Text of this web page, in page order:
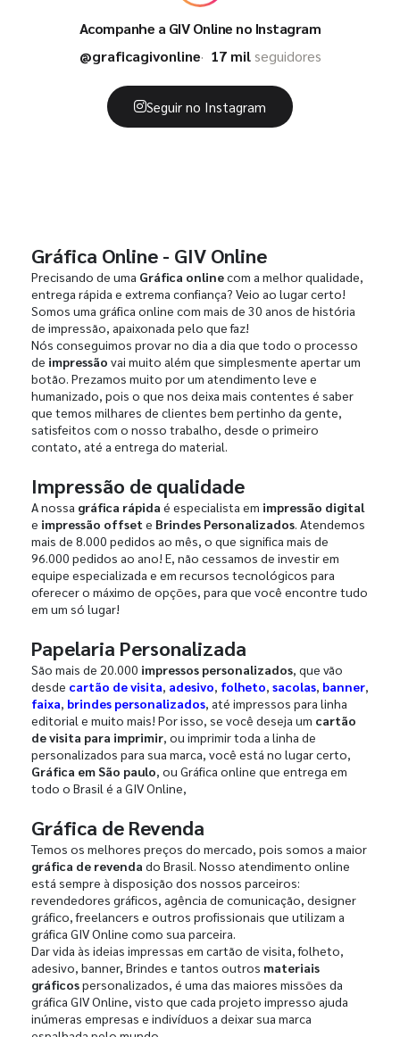
Acompanhe a GIV Online no Instagram
@graficagivonline
17 milseguidores
Seguir no Instagram
Gráfica Online - GIV Online
Precisando de uma Gráfica onlinecom a melhor qualidade,
entrega rápida e extrema confiança? Veio ao lugar certo!
Somos uma gráfica online com mais de 30 anos de história
de impressão, apaixonada pelo que faz!
Nós conseguimos provar no dia a dia que todo o processo
de impressão vai muito além que simplesmente apertar um
botão. Prezamos muito por um atendimento leve e
humanizado, pois o que nos deixa mais contentes é saber
que temos milhares de clientes bem pertinho da gente,
satisfeitos com o nosso trabalho, desde o primeiro
contato, até a entrega do material.
Impressão de qualidade
A nossa gráfica rápida é especialista em impressão digital
e impressão offset e Brindes Personalizados. Atendemos
mais de 8.000 pedidos ao mês, o que significa mais de
96.000 pedidos ao ano! E, não cessamos de investir em
equipe especializada e em recursos tecnológicos para
oferecer o máximo de opções, para que você encontre tudo
em um só lugar!
Papelaria Personalizada
São mais de 20.000 impressos personalizados, que vão
desde cartão de visita, adesivo, folheto, sacolas, banner,
faixa, brindes personalizados, até impressos para linha
editorial e muito mais! Por isso, se você deseja um cartão
de visita para imprimir, ou imprimir toda a linha de
personalizados para sua marca, você está no lugar certo,
Gráfica em São paulo, ou Gráfica online que entrega em
todo o Brasil é a GIV Online,
Gráfica de Revenda
Temos os melhores preços do mercado, pois somos a maior
gráfica de revenda do Brasil. Nosso atendimento online
está sempre à disposição dos nossos parceiros:
revendedores gráficos, agência de comunicação, designer
gráfico, freelancers e outros profissionais que utilizam a
gráfica GIV Online como sua parceira.
Dar vida às ideias impressas em cartão de visita, folheto,
adesivo, banner, Brindes e tantos outros materiais
gráficospersonalizados, é uma das maiores missões da
gráfica GIV Online, visto que cada projeto impresso ajuda
inúmeras empresas e indivíduos a deixar sua marca